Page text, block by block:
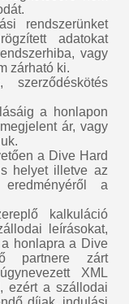
rendszerünket
adatokat
vagy
zárható ki.
a honlapon
ár, vagy
a Dive Hard
helyet illetve az
a
kalkuláció
leírásokat,
honlapra a Dive
partnere zárt
XML
ezért a szállodai